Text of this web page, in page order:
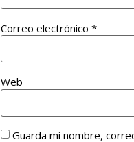
Correo electrónico *
Web
Guarda mi nombre,